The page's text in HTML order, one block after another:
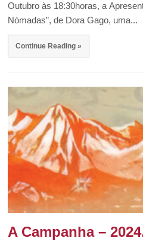
Outubro às 18:30horas, a
Nómadas”, de Dora Gago, uma...
Continue Reading »
A Campanha –